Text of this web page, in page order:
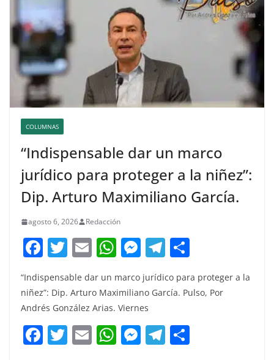
COLUMNAS
“Indispensable dar un marco
jurídico para proteger a la niñez”:
Dip. Arturo Maximiliano García.
agosto 6, 2026 Redacción
F
c
e
b
o
T
w
itt
er
E
ai
l
W
at
s
A
p
M
e
ss
e
n
g
T
e
a
m
m
“Indispensable dar un marco jurídico para proteger a la
niñez”: Dip. Arturo Maximiliano García. Pulso, Por
Andrés González Arias. Viernes
F T E W M T